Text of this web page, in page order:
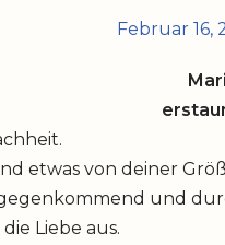
Februar 16,
etwas von deiner
und
Liebe aus.